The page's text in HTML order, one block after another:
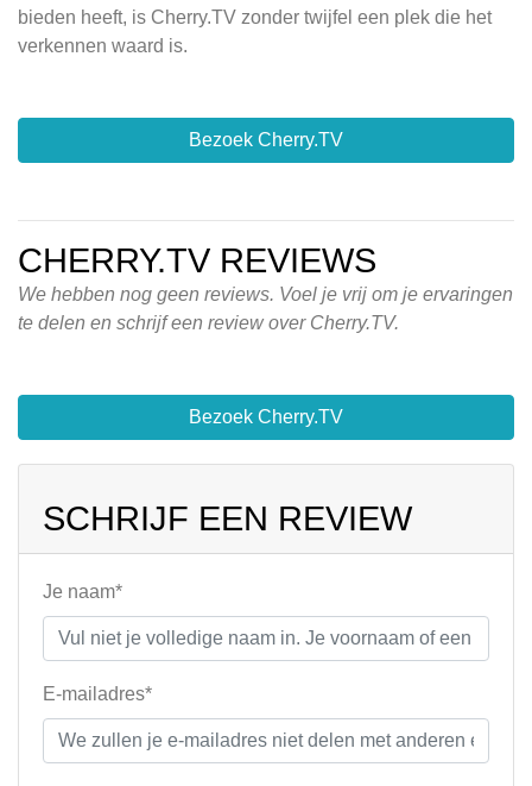
bieden heeft, is Cherry.TV zonder twijfel een plek die het
verkennen waard is.
Bezoek Cherry.TV
CHERRY.TV REVIEWS
We hebben nog geen reviews. Voel je vrij om je ervaringen
te delen en schrijf een review over Cherry.TV.
Bezoek Cherry.TV
SCHRIJF EEN REVIEW
Je naam*
E-mailadres*